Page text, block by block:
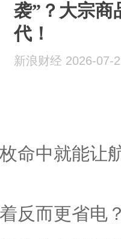
袭”？大宗商
代！
新浪财经 2026-07-
命中就能让
反而更省电